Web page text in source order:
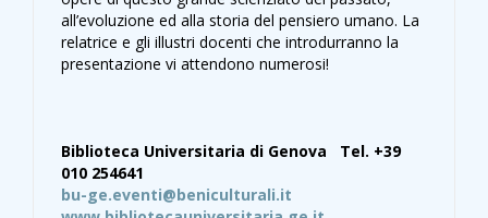
all’evoluzione ed alla storia del pensiero umano. La
relatrice e gli illustri docenti che introdurranno la
presentazione vi attendono numerosi!
Biblioteca Universitaria di Genova Tel. +39
010 254641
bu-ge.eventi@beniculturali.it